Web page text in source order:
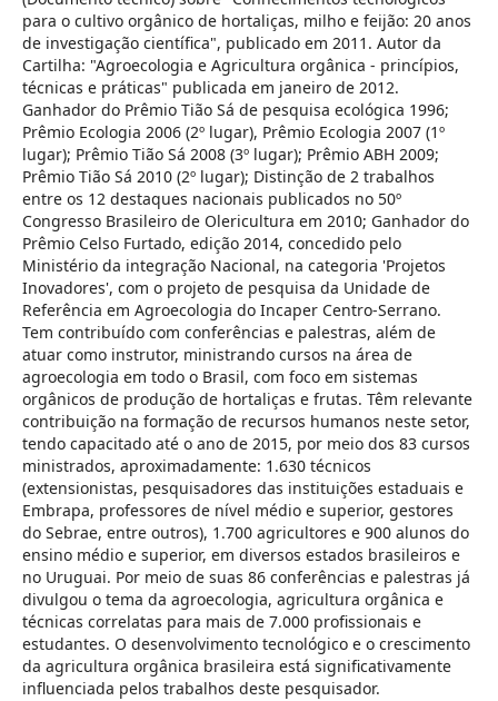
para o cultivo orgânico de hortaliças, milho e feijão: 20 anos
de investigação científica", publicado em 2011. Autor da
Cartilha: "Agroecologia e Agricultura orgânica - princípios,
técnicas e práticas" publicada em janeiro de 2012.
Ganhador do Prêmio Tião Sá de pesquisa ecológica 1996;
Prêmio Ecologia 2006 (2º lugar), Prêmio Ecologia 2007 (1º
lugar); Prêmio Tião Sá 2008 (3º lugar); Prêmio ABH 2009;
Prêmio Tião Sá 2010 (2º lugar); Distinção de 2 trabalhos
entre os 12 destaques nacionais publicados no 50º
Congresso Brasileiro de Olericultura em 2010; Ganhador do
Prêmio Celso Furtado, edição 2014, concedido pelo
Ministério da integração Nacional, na categoria 'Projetos
Inovadores', com o projeto de pesquisa da Unidade de
Referência em Agroecologia do Incaper Centro-Serrano.
Tem contribuído com conferências e palestras, além de
atuar como instrutor, ministrando cursos na área de
agroecologia em todo o Brasil, com foco em sistemas
orgânicos de produção de hortaliças e frutas. Têm relevante
contribuição na formação de recursos humanos neste setor,
tendo capacitado até o ano de 2015, por meio dos 83 cursos
ministrados, aproximadamente: 1.630 técnicos
(extensionistas, pesquisadores das instituições estaduais e
Embrapa, professores de nível médio e superior, gestores
do Sebrae, entre outros), 1.700 agricultores e 900 alunos do
ensino médio e superior, em diversos estados brasileiros e
no Uruguai. Por meio de suas 86 conferências e palestras já
divulgou o tema da agroecologia, agricultura orgânica e
técnicas correlatas para mais de 7.000 profissionais e
estudantes. O desenvolvimento tecnológico e o crescimento
da agricultura orgânica brasileira está significativamente
influenciada pelos trabalhos deste pesquisador.